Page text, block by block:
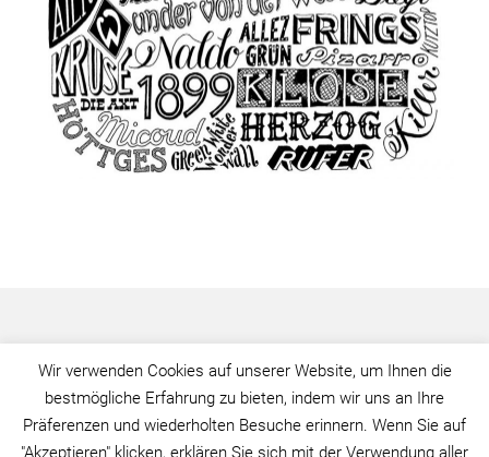
Wir verwenden Cookies auf unserer Website, um Ihnen die
bestmögliche Erfahrung zu bieten, indem wir uns an Ihre
Präferenzen und wiederholten Besuche erinnern. Wenn Sie auf
"Akzeptieren" klicken, erklären Sie sich mit der Verwendung aller